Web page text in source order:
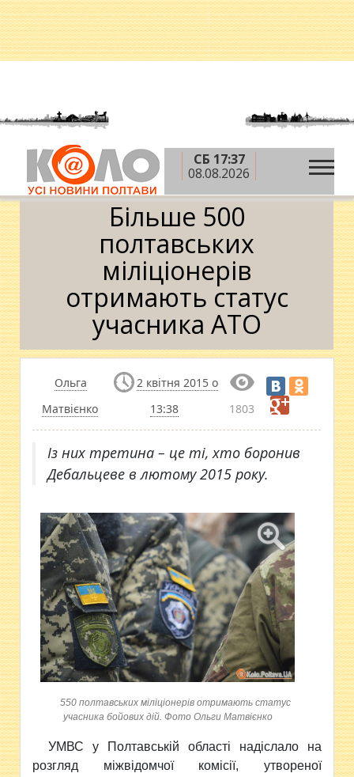
СБ 17:37
08.08.2026
Головна » АТО »Більше 500 полтавських
міліціонерів отримають статус учасника АТО
Більше 500
полтавських
міліціонерів
отримають статус
учасника АТО
Ольга
Матвієнко
2 квітня 2015 о
13:38
1803
​Із них третина – це ті, хто боронив
Дебальцеве в лютому 2015 року.
550 полтавських міліціонерів отримають статус
учасника бойових дій. Фото Ольги Матвієнко
УМВС у Полтавській області надіслало на
розгляд міжвідомчої комісії, утвореної